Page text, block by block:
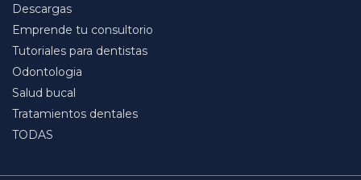
Descargas
Emprende tu consultorio
Tutoriales para dentistas
Odontologia
Salud bucal
Tratamientos dentales
TODAS